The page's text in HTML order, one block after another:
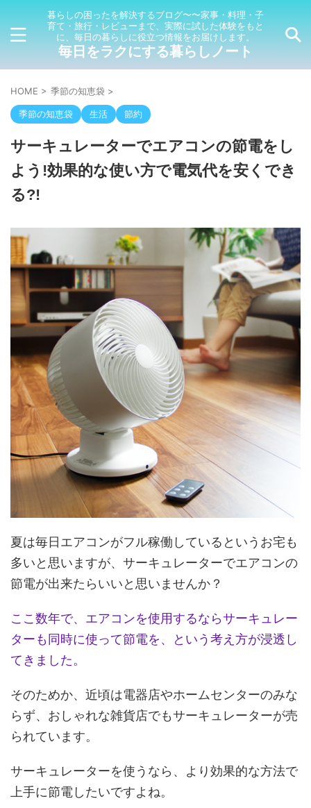
暮らしの困ったを解決するブログ〜〜家事・料理・子
育て・旅行・レビューまで、実際に試した体験をもと
に、毎日の暮らしに役立つ情報をお届けします。
毎日をラクにする暮らしノート
HOME > 季節の知恵袋 >
季節の知恵袋 生活 節約
サーキュレーターでエアコンの節電をし
よう!効果的な使い方で電気代を安くでき
る?!
夏は毎日エアコンがフル稼働しているというお宅も
多いと思いますが、サーキュレーターでエアコンの
節電が出来たらいいと思いませんか？
ここ数年で、エアコンを使用するならサーキュレー
ターも同時に使って節電を、という考え方が浸透し
てきました。
そのためか、近頃は電器店やホームセンターのみな
らず、おしゃれな雑貨店でもサーキュレーターが売
られています。
サーキュレーターを使うなら、より効果的な方法で
上手に節電したいですよね。